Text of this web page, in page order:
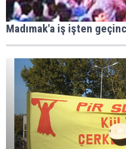
Madımak'a iş işten